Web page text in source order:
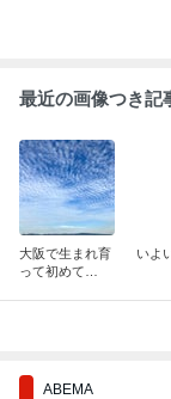
最近の画像つき記
大阪で生まれ育
って初めて
いよ
ABEMA